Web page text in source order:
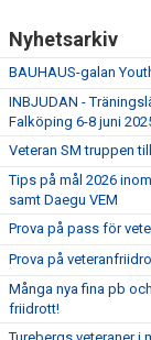
Nyhetsarkiv
BAUHAUS-galan
INBJUDAN -
Falköping 6-8 juni
Veteran SM truppen
Tips på mål 2026
samt Daegu VEM
Prova på pass för
Prova på
Många nya fina pb
friidrott!